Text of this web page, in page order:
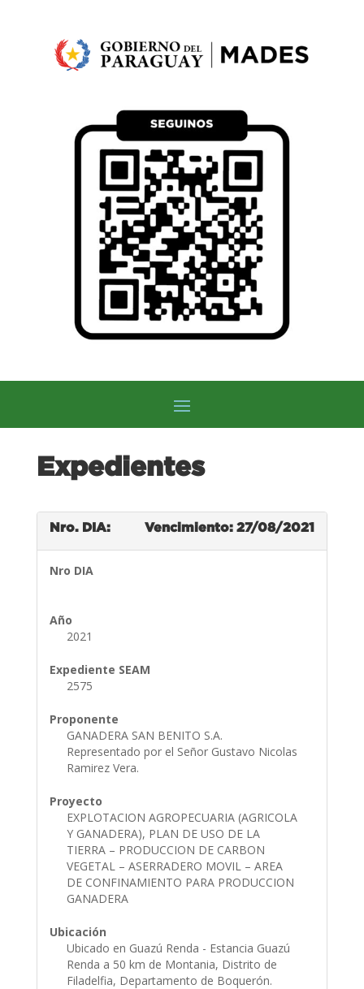
Expedientes
Nro. DIA: Vencimiento: 27/08/2021
Nro DIA
Año
2021
Expediente SEAM
2575
Proponente
GANADERA SAN BENITO S.A.
Representado por el Señor Gustavo Nicolas
Ramirez Vera.
Proyecto
EXPLOTACION AGROPECUARIA (AGRICOLA
Y GANADERA), PLAN DE USO DE LA
TIERRA – PRODUCCION DE CARBON
VEGETAL – ASERRADERO MOVIL – AREA
DE CONFINAMIENTO PARA PRODUCCION
GANADERA
Ubicación
Ubicado en Guazú Renda - Estancia Guazú
Renda a 50 km de Montania, Distrito de
Filadelfia, Departamento de Boquerón.